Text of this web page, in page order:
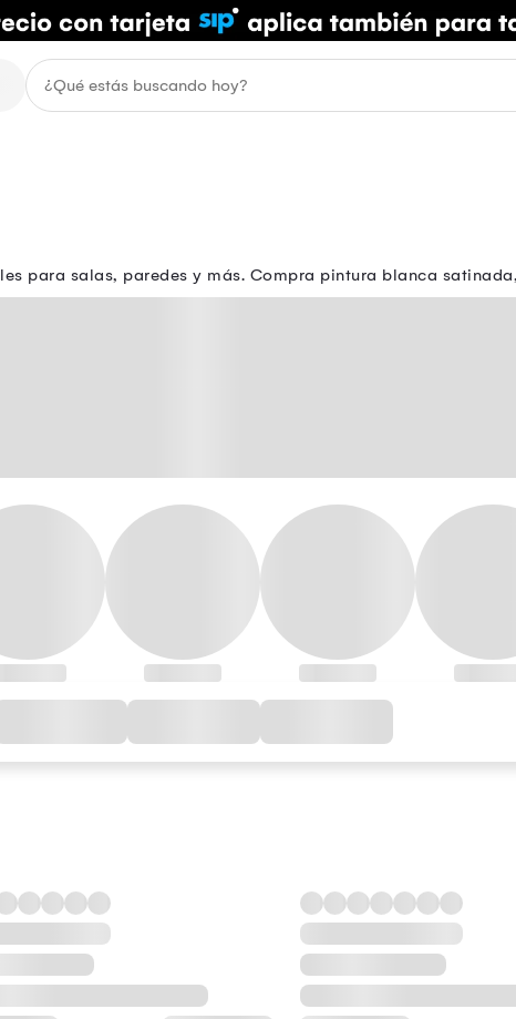
para salas, paredes y más. Compra pintura blanca